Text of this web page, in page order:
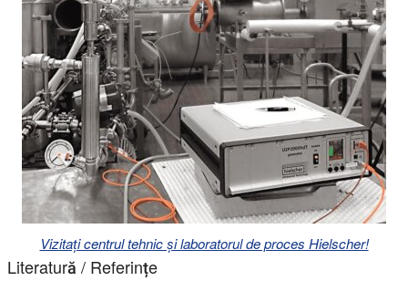
Vizitați centrul tehnic și laboratorul de proces Hielscher!
Literatură / Referințe